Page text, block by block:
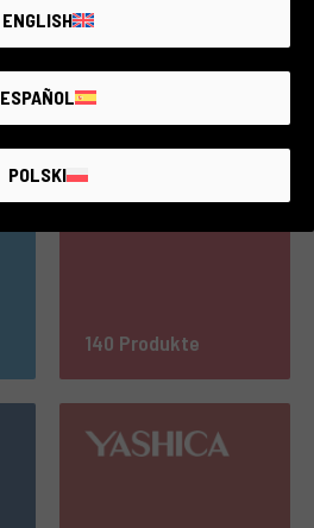
127 Produkte
140 Produkte
ENGLISH
ESPAÑOL
POLSKI